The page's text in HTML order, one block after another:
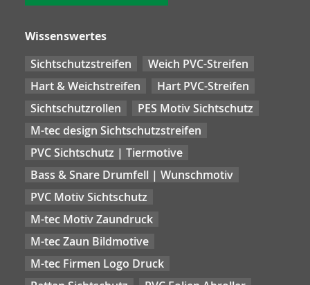
Wissenswertes
Sichtschutzstreifen
Weich PVC-Streifen
Hart & Weichstreifen
Hart PVC-Streifen
Sichtschutzrollen
PES Motiv Sichtschutz
M-tec design Sichtschutzstreifen
PVC Sichtschutz | Tiermotive
Bass & Snare Drumfell | Wunschmotiv
PVC Motiv Sichtschutz
M-tec Motiv Zaundruck
M-tec Zaun Bildmotive
M-tec Firmen Logo Druck